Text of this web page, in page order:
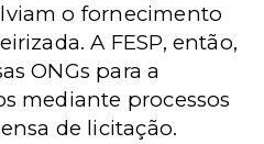
o fornecimento
A FESP, então,
ONGs para a
mediante processos
de licitação.